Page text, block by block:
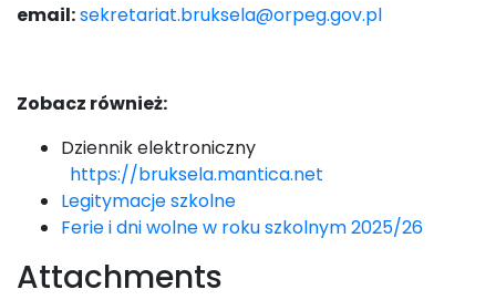
email:sekretariat.bruksela@orpeg.gov.pl
Zobacz również:
Dziennik elektroniczny
https://bruksela.mantica.net
Legitymacje szkolne
Ferie i dni wolne w roku szkolnym 2025/26
Attachments